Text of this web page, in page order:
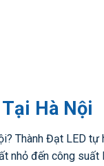
Hà Nội
Thành Đạt LED tự
nhỏ đến công suất